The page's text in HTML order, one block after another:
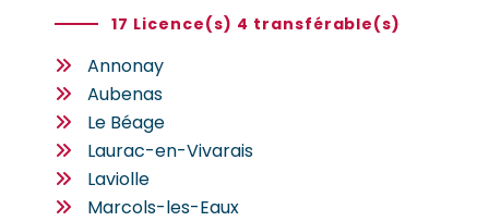
17 Licence(s) 4 transférable(s)
Annonay
Aubenas
Le Béage
Laurac-en-Vivarais
Laviolle
Marcols-les-Eaux